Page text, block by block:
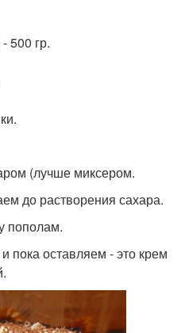
500 гр.
(лучше миксером.
до растворения сахара.
пополам.
пока оставляем - это крем